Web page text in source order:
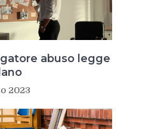
abuso legge
2023